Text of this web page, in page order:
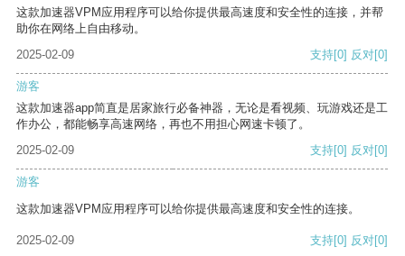
这款加速器VPM应用程序可以给你提供最高速度和安全性的连接，并帮
助你在网络上自由移动。
2025-02-09
支持[0] 反对[0]
游客
这款加速器app简直是居家旅行必备神器，无论是看视频、玩游戏还是工
作办公，都能畅享高速网络，再也不用担心网速卡顿了。
2025-02-09
支持[0] 反对[0]
游客
这款加速器VPM应用程序可以给你提供最高速度和安全性的连接。
2025-02-09 支持[0] 反对[0]